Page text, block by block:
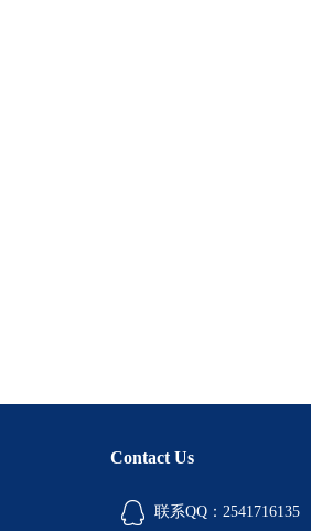
Contact Us
联系QQ：2541716135